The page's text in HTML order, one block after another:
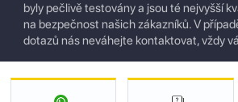
byly pečlivě testovány a jsou té nejvyšší
na bezpečnost našich zákazníků. V
dotazů nás neváhejte kontaktovat, vždy